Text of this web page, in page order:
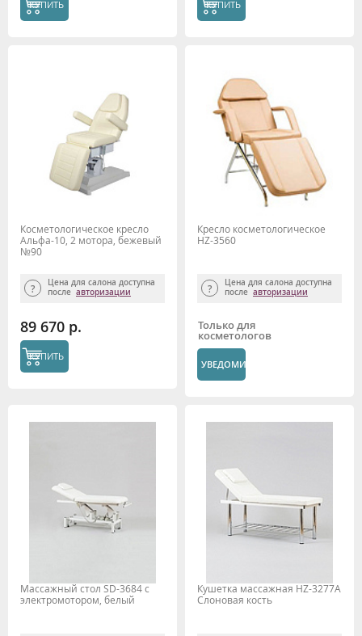
КУПИТЬ КУПИТЬ
Косметологическое кресло
Альфа-10, 2 мотора, бежевый
№90
Цена для салона доступна
после авторизации
89 670 р.
КУПИТЬ
Кресло косметологическое
HZ-3560
Цена для салона доступна
после авторизации
Только для
косметологов
УВЕДОМИТЬ
Массажный стол SD-3684 с
электромотором, белый
Кушетка массажная HZ-3277A
Слоновая кость